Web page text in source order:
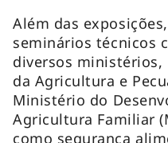
Além das
seminários técnicos
diversos
da Agricultura e
Ministério do
Agricultura Familiar
como segurança